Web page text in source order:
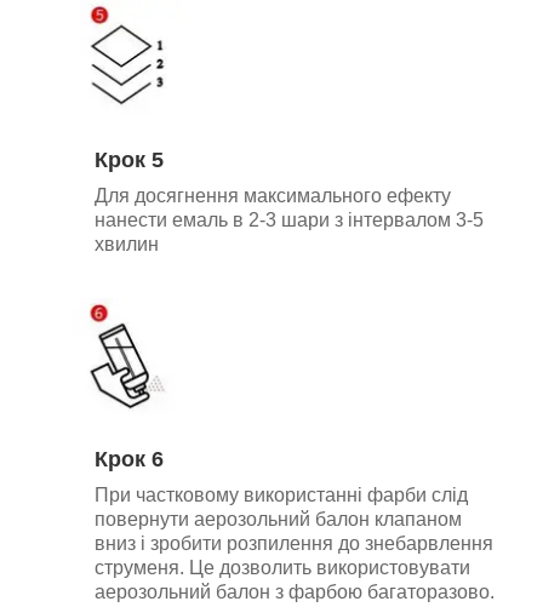
Крок 5
Для досягнення максимального ефекту
нанести емаль в 2-3 шари з інтервалом 3-5
хвилин
Крок 6
При частковому використанні фарби слід
повернути аерозольний балон клапаном
вниз і зробити розпилення до знебарвлення
струменя. Це дозволить використовувати
аерозольний балон з фарбою багаторазово.